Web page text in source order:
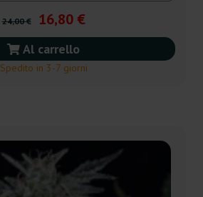
24,00 € 16,80 €
Al carrello
Spedito in 3-7 giorni